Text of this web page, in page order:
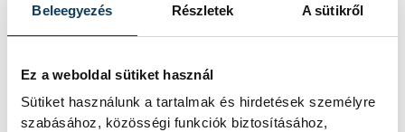
Beleegyezés Részletek A sütikről
Ez a weboldal sütiket használ
Sütiket használunk a tartalmak és hirdetések személyre
szabásához, közösségi funkciók biztosításához,
KÖZÉLET